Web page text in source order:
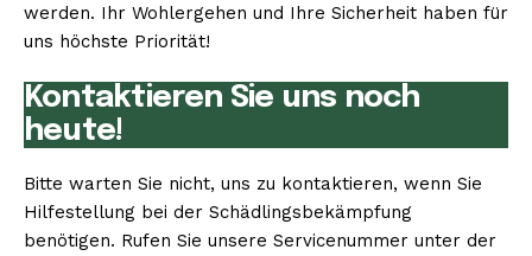
werden. Ihr Wohlergehen und Ihre Sicherheit haben für
uns höchste Priorität!
Kontaktieren Sie uns noch
heute!
Bitte warten Sie nicht, uns zu kontaktieren, wenn Sie
Hilfestellung bei der Schädlingsbekämpfung
benötigen. Rufen Sie unsere Servicenummer unter der